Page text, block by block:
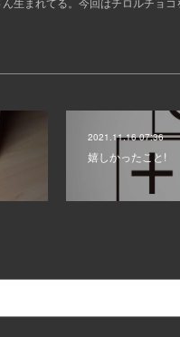
2021.11.16 07:36
嬉しかったこと!